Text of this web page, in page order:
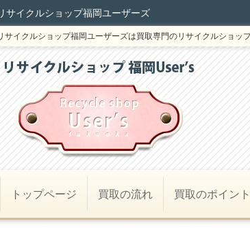
サイクルショップ福岡ユーザーズ
サイクルショップ福岡ユーザーズは買取専門のリサイクルショッ
トップページ 買取の流れ 買取のポイント